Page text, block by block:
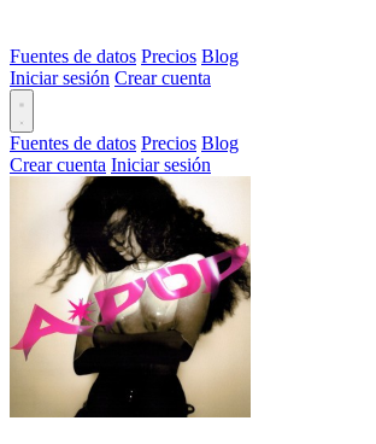
Fuentes de datos Precios Blog
Iniciar sesión Crear cuenta
Fuentes de datos Precios Blog
Crear cuenta Iniciar sesión